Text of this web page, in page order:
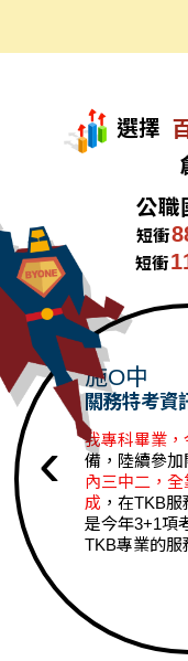
選擇
公職
短衝
短衝
施O中
關務特考資
我專科畢業，
備，陸續參
內三中二，
成 ，在TKB
是今年3+1項
TKB專業的服
‹
高考化
高考化
林O翔 高考僑
蔡O樺 高考環
陳O媛
李O儀 普考環
施O澤 普考環
張O維 普考環
陳O杰 普考環
蔡O宏
地特三